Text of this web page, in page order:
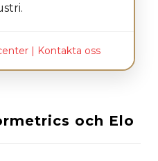
| Kontakta oss
och Elo